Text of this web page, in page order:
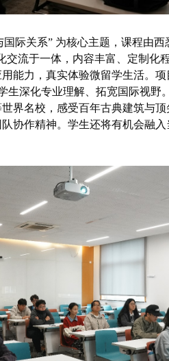
际关系” 为核心主题，课程由
流于一体，内容丰富、定制化
能力，真实体验微留学生活。
生深化专业理解、拓宽国际视野
界名校，感受百年古典建筑与
协作精神。学生还将有机会融